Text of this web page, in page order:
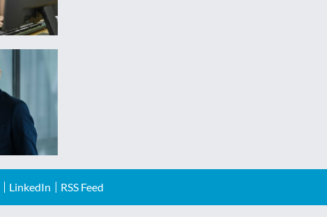
LinkedIn RSS Feed